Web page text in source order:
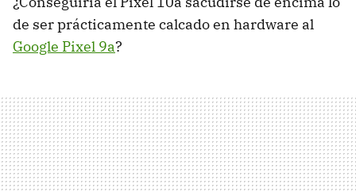
de ser prácticamente calcado en hardware al
Google Pixel 9a?